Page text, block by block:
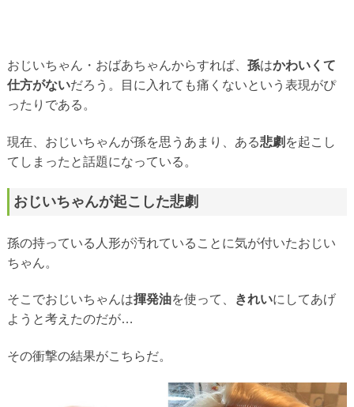
おじいちゃん・おばあちゃんからすれば、 孫はかわいくて
仕方がないだろう。目に入れても痛くないという表現がぴ
ったりである。
現在、おじいちゃんが孫を思うあまり、ある悲劇 を起こし
てしまったと話題になっている。
おじいちゃんが起こした悲劇
孫の持っている人形が汚れていることに気が付いたおじい
ちゃん。
そこでおじいちゃんは揮発油を使って、 きれいにしてあげ
ようと考えたのだが…
その衝撃の結果がこちらだ。